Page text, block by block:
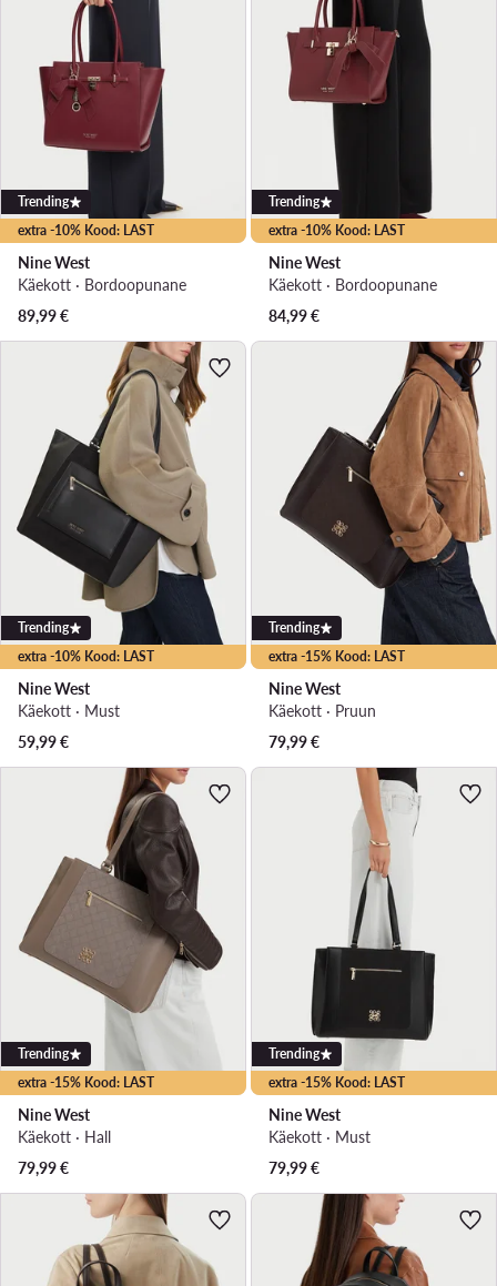
extra -10% Kood: LAST
Trending
Nine West
Käekott · Bordoopunane
89,99€
extra -10% Kood: LAST
Trending
Nine West
Käekott · Bordoopunane
84,99€
extra -10% Kood: LAST
Trending
Nine West
Käekott · Must
59,99€
extra -15% Kood: LAST
Trending
Nine West
Käekott · Pruun
79,99€
extra -15% Kood: LAST
Trending
Nine West
Käekott · Hall
79,99€
extra -15% Kood: LAST
Trending
Nine West
Käekott · Must
79,99€